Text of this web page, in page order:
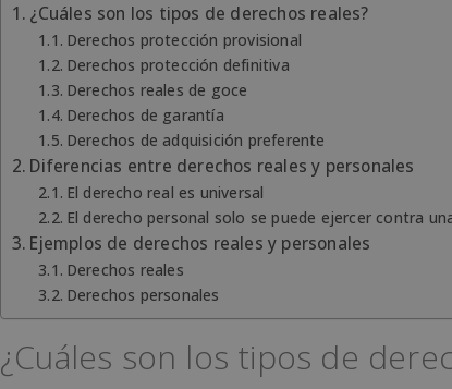
¿Cuáles son los tipos de derechos reales?
Derechos protección provisional
Derechos protección definitiva
Derechos reales de goce
Derechos de garantía
Derechos de adquisición preferente
Diferencias entre derechos reales y personales
El derecho real es universal
El derecho personal solo se puede ejercer contra
Ejemplos de derechos reales y personales
Derechos reales
Derechos personales
¿Cuáles son los tipos de